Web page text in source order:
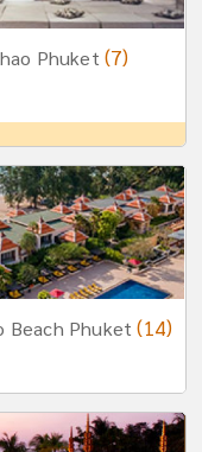
Phuket (7)
Beach Phuket(14)